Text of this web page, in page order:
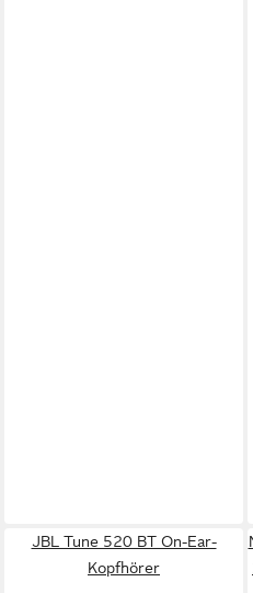
JBL Tune 520 BT On-Ear-
Kopfhörer